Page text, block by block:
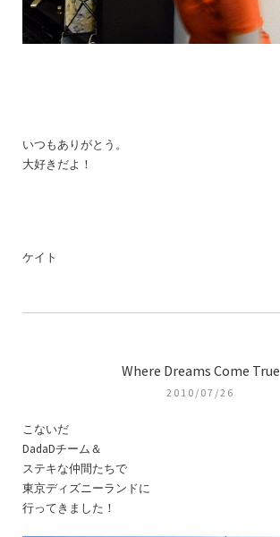
いつもありがとう。
大好きだよ！
ケイト
Where Dreams Come True
2010/07/26
こないだ
DadaDチーム＆
ステキな仲間たちで
東京ディズニーランドに
行ってきました！